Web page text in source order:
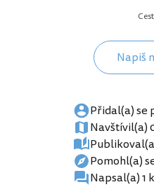
Napiš
Přidal(a) se
Navštívil(a)
Pomohl(a)
Napsal(a) 1